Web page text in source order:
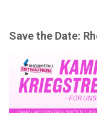
Save the Date: